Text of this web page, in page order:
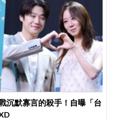
沉默寡言的殺手！自曝「台